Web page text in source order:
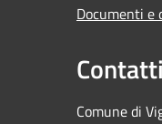
Documenti e
Contatti
Comune di